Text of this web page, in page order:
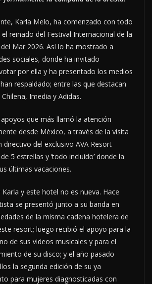
Karla Melo, ha comenzado con todo
reinado del Festival Internacional de la
Mar 2026. Así lo ha mostrado a
sociales, donde ha invitado
por ella y ha presentado los medios
respaldado; entre las que destacan
Imedia y Adidas.
que más llamó la atención
desde México, a través de la visita
directivo del exclusivo AVA Resort
5 estrellas y ‘todo incluido’ donde la
últimas vacaciones.
y este hotel no es nueva. Hace
se presentó junto a su banda en
de la misma cadena hotelera de
resort; luego recibió el apoyo para la
de sus videos musicales y para el
de su disco; y el año pasado
la segunda edición de su ya
para mujeres diagnosticadas con